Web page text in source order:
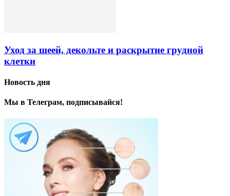
Уход за шеей, декольте и раскрытие грудной
клетки
Новость дня
Мы в Телеграм, подписывайся!